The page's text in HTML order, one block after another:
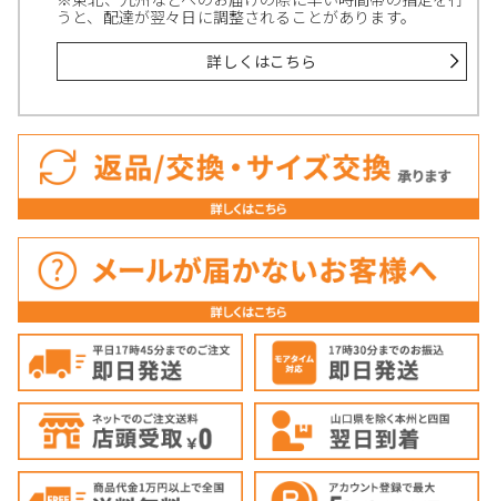
うと、配達が翌々日に調整されることがあります。
詳しくはこちら